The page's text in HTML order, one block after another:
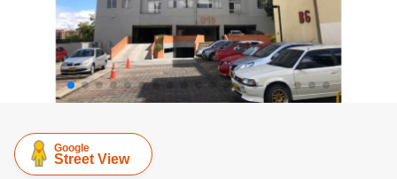
Google
Street View